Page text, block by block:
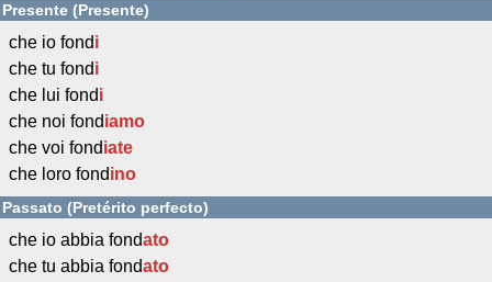
Presente (Presente)
che io fondi
che tu fondi
che lui fondi
che noi fondiamo
che voi fondiate
che loro fondino
Passato (Pretérito perfecto)
che io abbia fondato
che tu abbia fondato